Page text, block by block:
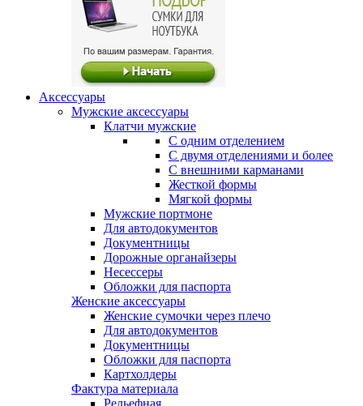
Аксессуары
Мужские аксессуары
Клатчи мужские
С одним отделением
С двумя отделениями и более
С внешними карманами
Жесткой формы
Мягкой формы
Мужские портмоне
Для автодокументов
Документницы
Дорожные органайзеры
Несессеры
Обложки для паспорта
Женские аксессуары
Женские сумочки через плечо
Для автодокументов
Документницы
Обложки для паспорта
Картхолдеры
Фактура материала
Рельефная